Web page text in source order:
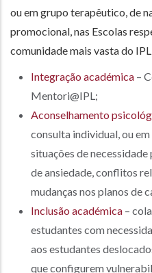
ou em grupo terapêutico, de
promocional, nas Escolas
comunidade mais vasta do
Integração académica –
Mentori@IPL;
Aconselhamento
consulta individual, ou
situações de
de ansiedade, conflitos
mudanças nos planos de
Inclusão académica –
estudantes com
aos estudantes
que configurem